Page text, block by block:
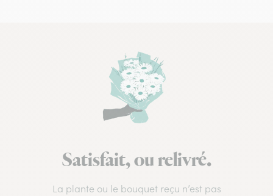
Satisfait, ou relivré.
La plante ou le bouquet reçu n’est pas